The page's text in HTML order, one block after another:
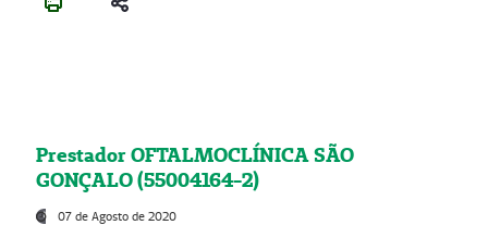
Prestador OFTALMOCLÍNICA SÃO
GONÇALO (55004164-2)
07 de Agosto de 2020